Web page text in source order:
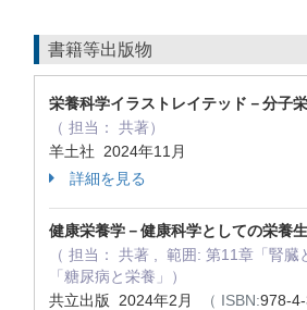
書籍等出版物
栄養科学イラストレイテッド－分子
（ 担当： 共著）
羊土社 2024年11月
詳細を見る
健康栄養学－健康科学としての栄養
（ 担当： 共著 , 範囲: 第11章「腎臓
「糖尿病と栄養」）
共立出版 2024年2月
（ ISBN:978-